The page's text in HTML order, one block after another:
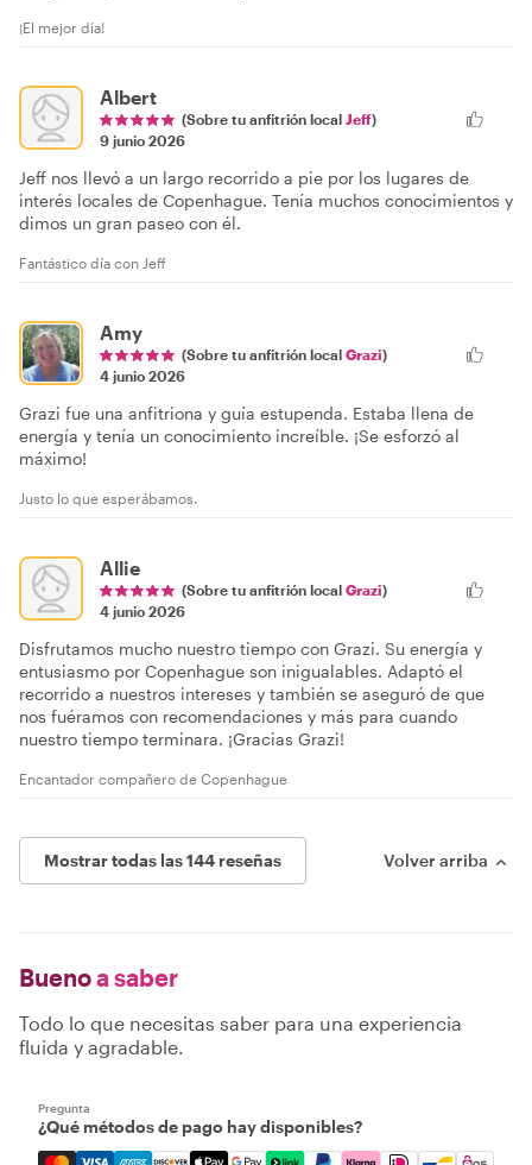
¡El mejor día!
Albert
(Sobre tu anfitrión local Jeff)
9 junio 2026
Jeff nos llevó a un largo recorrido a pie por los lugares de
interés locales de Copenhague. Tenía muchos conocimientos y
dimos un gran paseo con él.
Fantástico día con Jeff
Amy
(Sobre tu anfitrión local Grazi)
4 junio 2026
Grazi fue una anfitriona y guía estupenda. Estaba llena de
energía y tenía un conocimiento increíble. ¡Se esforzó al
máximo!
Justo lo que esperábamos.
Allie
(Sobre tu anfitrión local Grazi)
4 junio 2026
Disfrutamos mucho nuestro tiempo con Grazi. Su energía y
entusiasmo por Copenhague son inigualables. Adaptó el
recorrido a nuestros intereses y también se aseguró de que
nos fuéramos con recomendaciones y más para cuando
nuestro tiempo terminara. ¡Gracias Grazi!
Encantador compañero de Copenhague
Mostrar todas las 144 reseñas Volver arriba
Buenoa saber
Todo lo que necesitas saber para una experiencia
fluida y agradable.
Pregunta
¿Qué métodos de pago hay disponibles?
Mastercard, Visa, Amex, Discover, Apple Pay, Google